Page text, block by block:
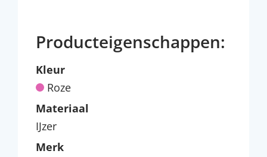
Producteigenschappen:
Kleur
Roze
Materiaal
IJzer
Merk